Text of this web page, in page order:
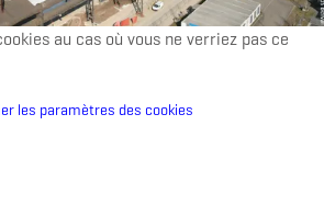
au cas où vous ne verriez pas ce
les paramètres des cookies